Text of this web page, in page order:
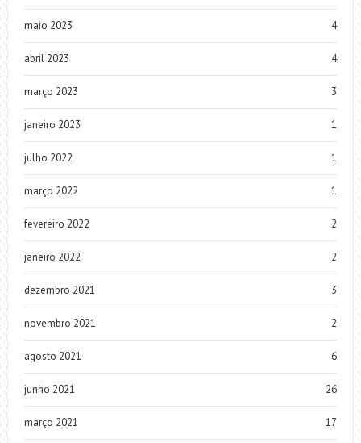
maio 2023 4
abril 2023 4
março 2023 3
janeiro 2023 1
julho 2022 1
março 2022 1
fevereiro 2022 2
janeiro 2022 2
dezembro 2021 3
novembro 2021 2
agosto 2021 6
junho 2021 26
março 2021 17